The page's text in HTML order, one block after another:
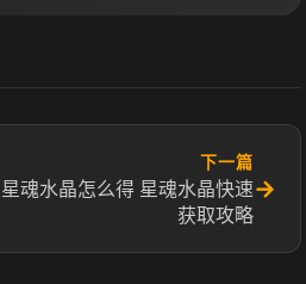
下一篇
魂水晶怎么得 星魂水晶快速
获取攻略
→